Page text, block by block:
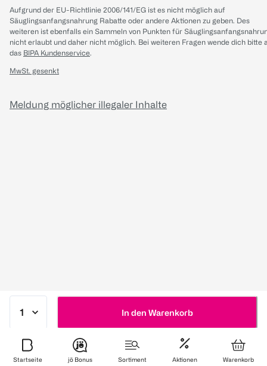
In den Warenkorb
Aufgrund der EU-Richtlinie 2006/141/EG ist es nicht möglich auf
Säuglingsanfangsnahrung Rabatte oder andere Aktionen zu geben. Des
weiteren ist ebenfalls ein Sammeln von Punkten für
nicht erlaubt und daher nicht möglich. Bei weiteren Fragen wende dich bitte
das BIPA Kundenservice.
MwSt. gesenkt
Meldung möglicher illegaler Inhalte
Startseite jö Bonus Sortiment Aktionen Warenkorb